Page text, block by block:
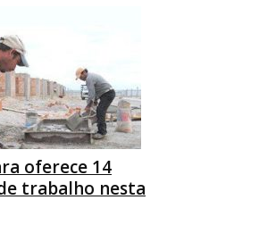
oferece 14
trabalho nesta